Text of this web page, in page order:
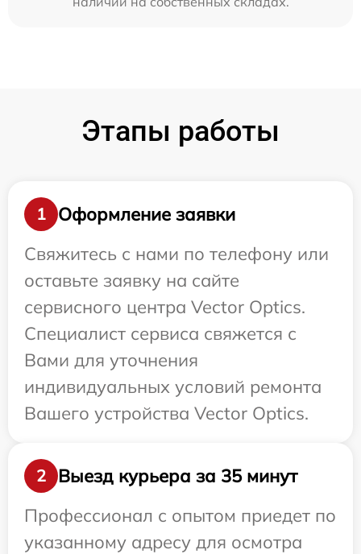
Этапы работы
1
Оформление заявки
Свяжитесь с нами по телефону или
оставьте заявку на сайте
сервисного центра Vector Optics.
Специалист сервиса свяжется с
Вами для уточнения
индивидуальных условий ремонта
Вашего устройства Vector Optics.
2
Выезд курьера за 35 минут
Профессионал с опытом приедет по
указанному адресу для осмотра